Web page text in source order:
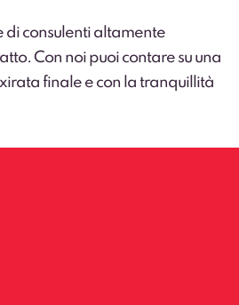
di consulenti altamente
Con noi puoi contare su una
finale e con la tranquillità